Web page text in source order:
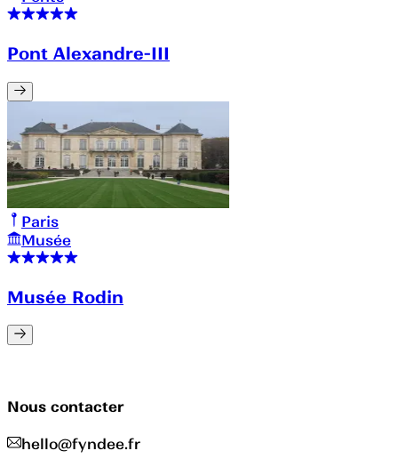
Pont Alexandre-III
Paris
Musée
Musée Rodin
Nous contacter
hello@fyndee.fr